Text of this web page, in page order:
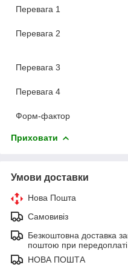
Перевага 1
Перевага 2
Перевага 3
Перевага 4
Форм-фактор
Приховати
Умови доставки
Нова Пошта
Самовивіз
Безкоштовна доставка
поштою при передоплаті
НОВА ПОШТА